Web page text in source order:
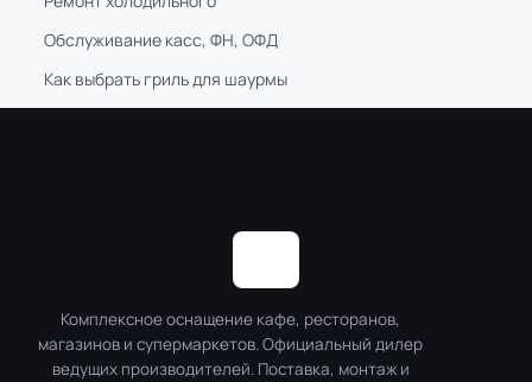
Обслуживание касс, ФН, ОФД
Как выбрать гриль для шаурмы
Комплексное оснащение кафе, ресторанов,
магазинов и супермаркетов. Официальный дилер
ведущих производителей. Поставка, монтаж и